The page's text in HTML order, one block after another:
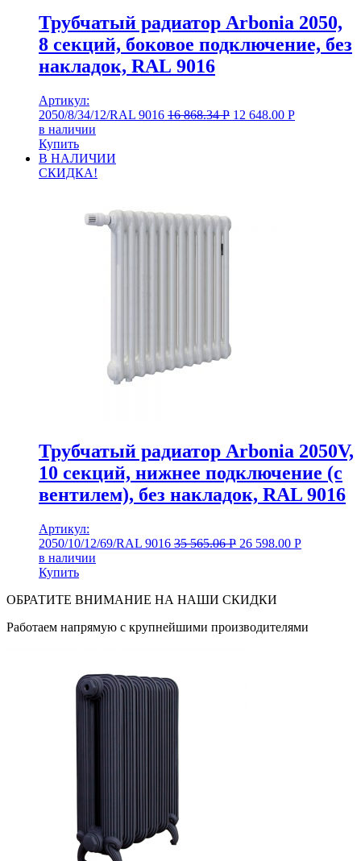
Трубчатый радиатор Arbonia 2050,
8 секций, боковое подключение, без
накладок, RAL 9016
Артикул:
2050/8/34/12/RAL 9016 16 868.34Р 12 648.00 Р
в наличии
Купить
В НАЛИЧИИ
СКИДКА!
Трубчатый радиатор Arbonia 2050V,
10 секций, нижнее подключение (с
вентилем), без накладок, RAL 9016
Артикул:
2050/10/12/69/RAL 9016 35 565.06Р 26 598.00 Р
в наличии
Купить
ОБРАТИТЕ ВНИМАНИЕ НА НАШИ СКИДКИ
Работаем напрямую с крупнейшими производителями